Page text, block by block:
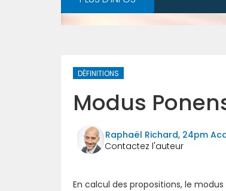
DÉFINITIONS
Modus
Raphaël Richard, 24pm
En calcul des propositions, le